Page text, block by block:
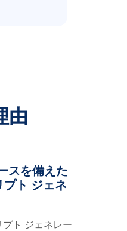
由
スを備えた
ト ジェネ
ト ジェネレー